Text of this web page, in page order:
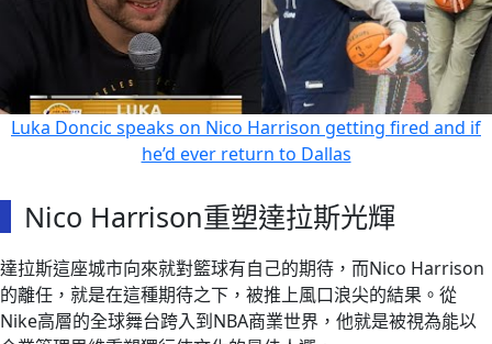
Luka Doncic speaks on Nico Harrison getting fired and if
he’d ever return to Dallas
Nico Harrison重塑達拉斯光輝
達拉斯這座城市向來就對籃球有自己的期待，而Nico Harrison
的離任，就是在這種期待之下，被推上風口浪尖的結果。從
Nike高層的全球舞台跨入到NBA商業世界，他就是被視為能以